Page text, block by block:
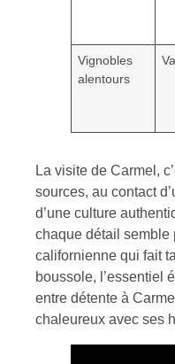
Vignobles
alentours
La visite de Carmel,
sources, au contact
d’une culture
chaque détail semble
californienne qui fait
boussole, l’essentiel
entre détente à
chaleureux avec ses